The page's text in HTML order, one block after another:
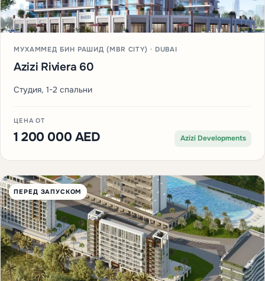
МУХАММЕД БИН РАШИД (MBR CITY) · DUBAI
Azizi Riviera 60
Студия, 1-2 спальни
ЦЕНА ОТ
1 200 000 AED Azizi Developments
ПЕРЕД ЗАПУСКОМ